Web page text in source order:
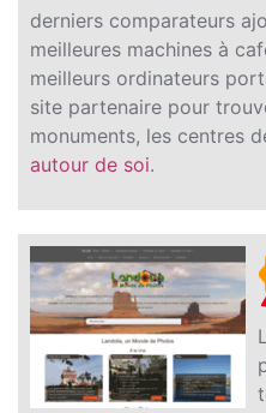
derniers comparateurs
meilleures machines à
meilleurs ordinateurs
site partenaire pour
monuments, les centres
autour de soi.